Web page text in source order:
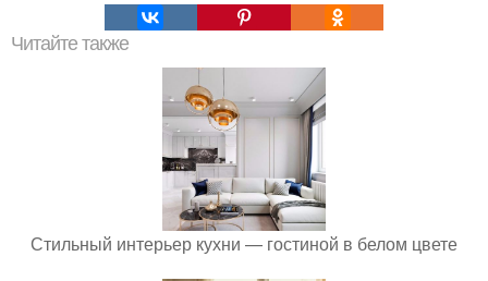
Читайте также
Стильный интерьер кухни — гостиной в белом цвете